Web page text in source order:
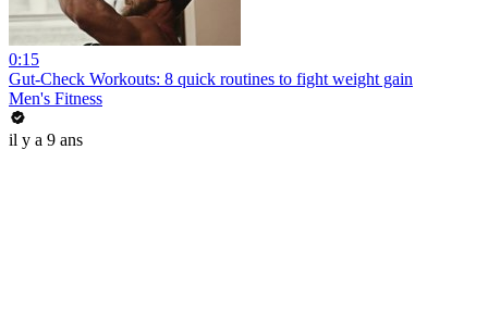
0:15
Gut-Check Workouts: 8 quick routines to fight weight gain
Men's Fitness
il y a 9 ans